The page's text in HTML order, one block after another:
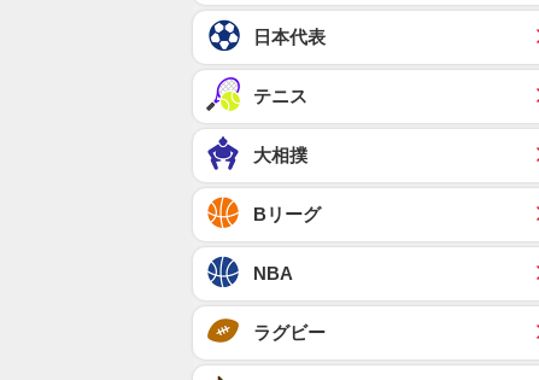
日本代表
テニス
大相撲
Bリーグ
NBA
ラグビー